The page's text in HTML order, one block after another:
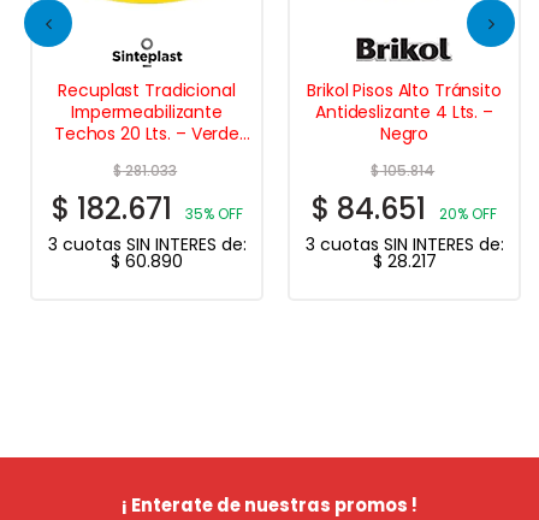
Recuplast Tradicional
Impermeabilizante
Techos 20 Lts. – Verde
$281.033
$ 182.671 35% OFF
3 cuotas SIN INTERES de:
$ 60.890
Brikol Pisos Alto Tránsito
Antideslizante 4 Lts. –
Negro
$105.814
$ 84.651 20% OFF
3 cuotas SIN INTERES de:
$ 28.217
¡ Enterate de nuestras promos !